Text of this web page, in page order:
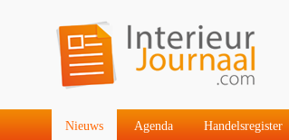
Nieuws Agenda Handelsregister